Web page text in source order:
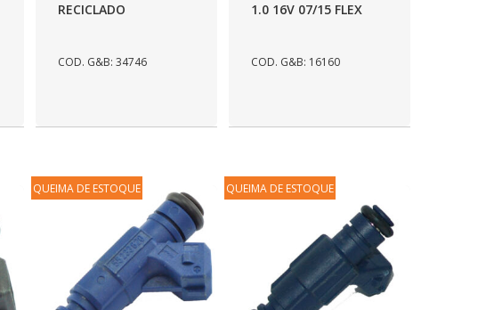
RECICLADO
COD. G&B: 34746
1.0 16V 07/15 FLEX
COD. G&B: 16160
QUEIMA DE ESTOQUE QUEIMA DE ESTOQUE